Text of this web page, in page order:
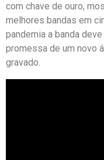
com chave de ouro,
melhores bandas em
pandemia a banda
promessa de um novo
gravado.